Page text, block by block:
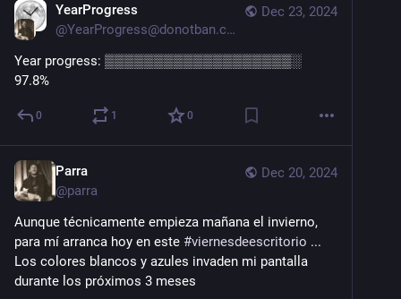
Dec 23, 2024
YearProgress
@YearProgress@donotban.com
Year progress: ▒▒▒▒▒▒▒▒▒▒▒▒▒▒▒▒▒▒▒░
97.8%
0 1 0
Dec 20, 2024
Parra
@parra
Aunque técnicamente empieza mañana el invierno,
para mí arranca hoy en este #viernesdeescritorio ...
Los colores blancos y azules invaden mi pantalla
durante los próximos 3 meses